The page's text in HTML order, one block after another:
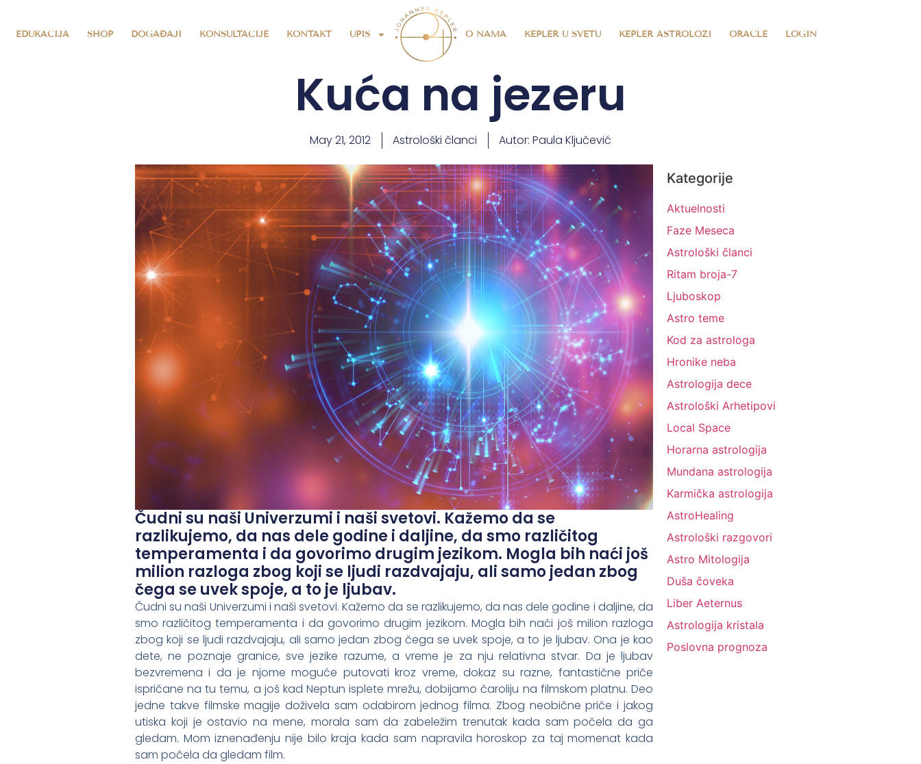
EDUKACIJA SHOP DOGAĐAJI KONSULTACIJE KONTAKT UPIS O NAMA KEPLER U SVETU KEPLER ASTROLOZI ORACLE LOGIN
Kuća na jezeru
May 21, 2012 Astrološki članci Autor: Paula Ključević
Čudni su naši Univerzumi i naši svetovi. Kažemo da se
razlikujemo, da nas dele godine i daljine, da smo različitog
temperamenta i da govorimo drugim jezikom. Mogla bih naći još
milion razloga zbog koji se ljudi razdvajaju, ali samo jedan zbog
čega se uvek spoje, a to je ljubav.
Čudni su naši Univerzumi i naši svetovi. Kažemo da se razlikujemo, da nas dele godine i daljine, da
smo različitog temperamenta i da govorimo drugim jezikom. Mogla bih naći još milion razloga
zbog koji se ljudi razdvajaju, ali samo jedan zbog čega se uvek spoje, a to je ljubav. Ona je kao
dete, ne poznaje granice, sve jezike razume, a vreme je za nju relativna stvar. Da je ljubav
bezvremena i da je njome moguće putovati kroz vreme, dokaz su razne, fantastične priče
ispričane na tu temu, a još kad Neptun isplete mrežu, dobijamo čaroliju na filmskom platnu. Deo
jedne takve filmske magije doživela sam odabirom jednog filma. Zbog neobične priče i jakog
utiska koji je ostavio na mene, morala sam da zabeležim trenutak kada sam počela da ga
gledam. Mom iznenađenju nije bilo kraja kada sam napravila horoskop za taj momenat kada
sam počela da gledam film.
Kategorije
Aktuelnosti
Faze Meseca
Astrološki članci
Ritam broja-7
Ljuboskop
Astro teme
Kod za astrologa
Hronike neba
Astrologija dece
Astrološki Arhetipovi
Local Space
Horarna astrologija
Mundana astrologija
Karmička astrologija
AstroHealing
Astrološki razgovori
Astro Mitologija
Duša čoveka
Liber Aeternus
Astrologija kristala
Poslovna prognoza